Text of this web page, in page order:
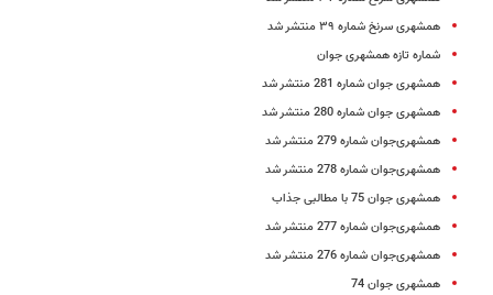
همشهری سرنخ شماره ۳۹ منتشر شد
شماره تازه همشهری جوان
همشهری جوان شماره 281 منتشر شد
همشهری جوان شماره 280 منتشر شد
همشهری‌جوان شماره 279 منتشر شد
همشهری‌جوان شماره 278 منتشر شد
همشهری جوان 75 با مطالبی جذاب
همشهری‌جوان شماره 277 منتشر شد
همشهری‌جوان شماره 276 منتشر ‌شد
همشهری جوان 74